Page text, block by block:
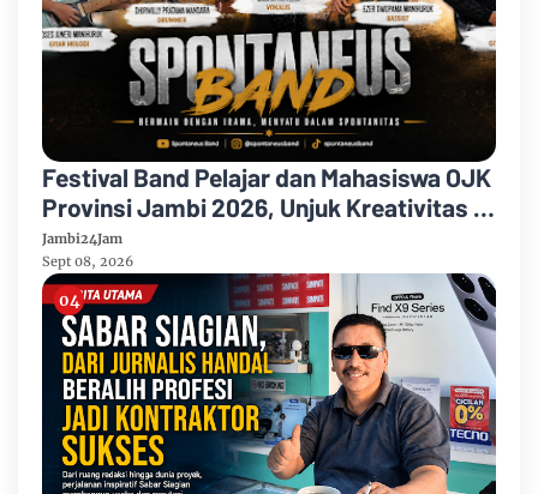
Festival Band Pelajar dan Mahasiswa OJK
Provinsi Jambi 2026, Unjuk Kreativitas di
Taman Banjuran Budayo, Spontaneus
Band Raih Juara 2
Jambi24Jam
Sept 08, 2026